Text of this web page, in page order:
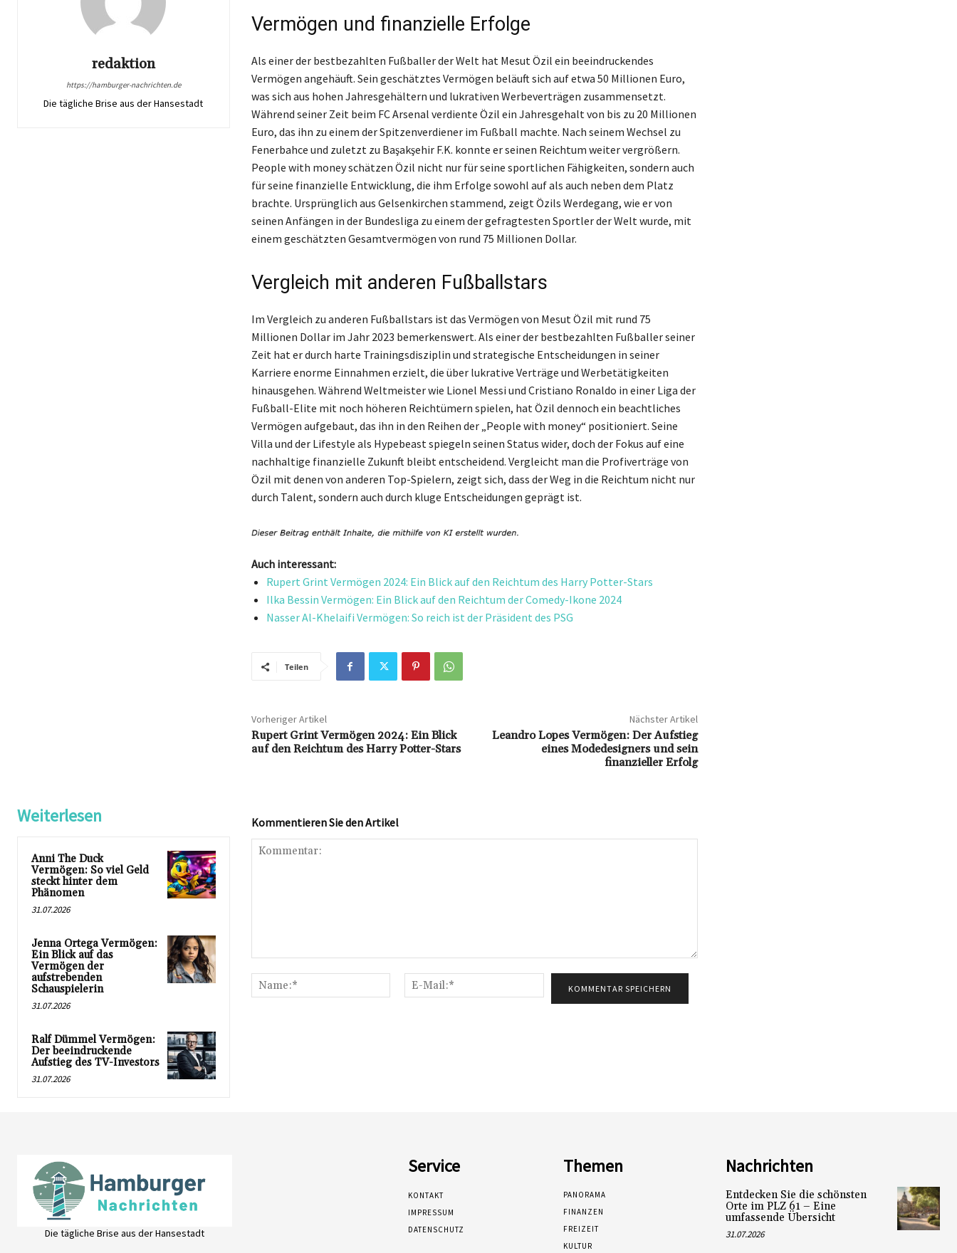
redaktion
https://hamburger-nachrichten.de
Die tägliche Brise aus der Hansestadt
Vermögen und finanzielle Erfolge
Als einer der bestbezahlten Fußballer der Welt hat Mesut Özil ein beeindruckendes
Vermögen angehäuft. Sein geschätztes Vermögen beläuft sich auf etwa 50 Millionen Euro,
was sich aus hohen Jahresgehältern und lukrativen Werbeverträgen zusammensetzt.
Während seiner Zeit beim FC Arsenal verdiente Özil ein Jahresgehalt von bis zu 20 Millionen
Euro, das ihn zu einem der Spitzenverdiener im Fußball machte. Nach seinem Wechsel zu
Fenerbahce und zuletzt zu Başakşehir F.K. konnte er seinen Reichtum weiter vergrößern.
People with money schätzen Özil nicht nur für seine sportlichen Fähigkeiten, sondern auch
für seine finanzielle Entwicklung, die ihm Erfolge sowohl auf als auch neben dem Platz
brachte. Ursprünglich aus Gelsenkirchen stammend, zeigt Özils Werdegang, wie er von
seinen Anfängen in der Bundesliga zu einem der gefragtesten Sportler der Welt wurde, mit
einem geschätzten Gesamtvermögen von rund 75 Millionen Dollar.
Vergleich mit anderen Fußballstars
Im Vergleich zu anderen Fußballstars ist das Vermögen von Mesut Özil mit rund 75
Millionen Dollar im Jahr 2023 bemerkenswert. Als einer der bestbezahlten Fußballer seiner
Zeit hat er durch harte Trainingsdisziplin und strategische Entscheidungen in seiner
Karriere enorme Einnahmen erzielt, die über lukrative Verträge und Werbetätigkeiten
hinausgehen. Während Weltmeister wie Lionel Messi und Cristiano Ronaldo in einer Liga der
Fußball-Elite mit noch höheren Reichtümern spielen, hat Özil dennoch ein beachtliches
Vermögen aufgebaut, das ihn in den Reihen der „People with money“ positioniert. Seine
Villa und der Lifestyle als Hypebeast spiegeln seinen Status wider, doch der Fokus auf eine
nachhaltige finanzielle Zukunft bleibt entscheidend. Vergleicht man die Profiverträge von
Özil mit denen von anderen Top-Spielern, zeigt sich, dass der Weg in die Reichtum nicht nur
durch Talent, sondern auch durch kluge Entscheidungen geprägt ist.
Auch interessant:
Rupert Grint Vermögen 2024: Ein Blick auf den Reichtum des Harry Potter-Stars
Ilka Bessin Vermögen: Ein Blick auf den Reichtum der Comedy-Ikone 2024
Nasser Al-Khelaifi Vermögen: So reich ist der Präsident des PSG
Teilen
Vorheriger Artikel
Rupert Grint Vermögen 2024: Ein Blick
auf den Reichtum des Harry Potter-Stars
Nächster Artikel
Leandro Lopes Vermögen: Der Aufstieg
eines Modedesigners und sein
finanzieller Erfolg
Weiterlesen
Anni The Duck
Vermögen: So viel Geld
steckt hinter dem
Phänomen
31.07.2026
Jenna Ortega Vermögen:
Ein Blick auf das
Vermögen der
aufstrebenden
Schauspielerin
31.07.2026
Ralf Dümmel Vermögen:
Der beeindruckende
Aufstieg des TV-Investors
31.07.2026
Kommentieren Sie den Artikel
Name:*
Mail:*
Die tägliche Brise aus der Hansestadt
Service
KONTAKT
IMPRESSUM
DATENSCHUTZ
Themen
PANORAMA
FINANZEN
FREIZEIT
KULTUR
Nachrichten
Entdecken Sie die schönsten
Orte im PLZ 61 – Eine
umfassende Übersicht
31.07.2026